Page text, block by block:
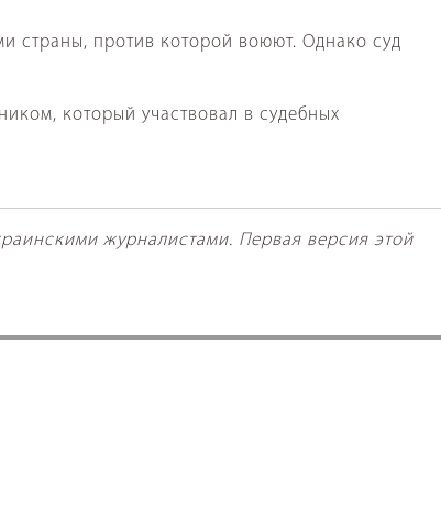
страны, против которой воюют. Однако суд
который участвовал в судебных
журналистами. Первая версия этой